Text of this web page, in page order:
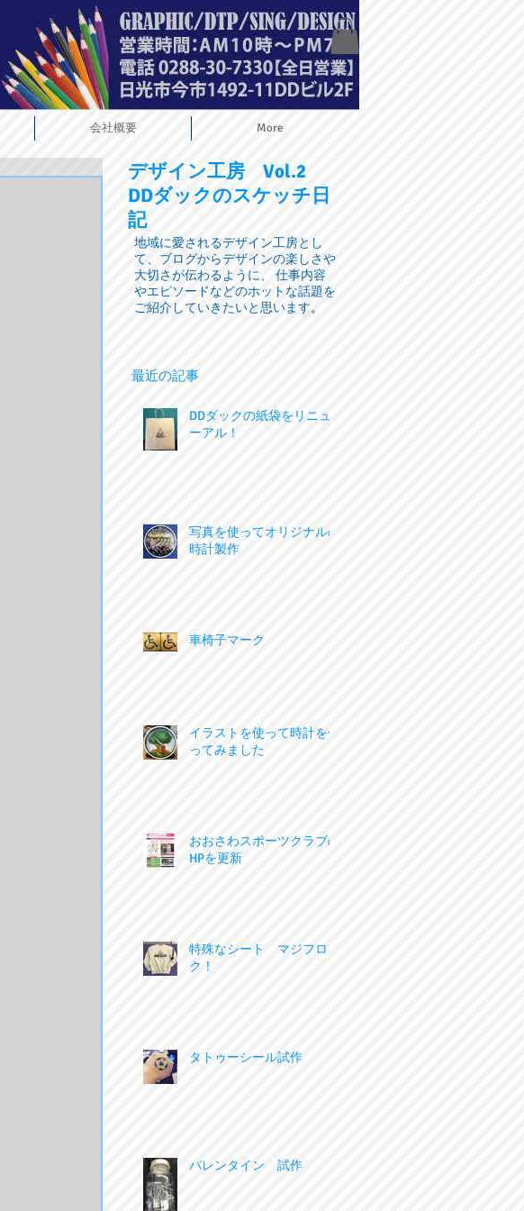
デザイン工房 Vol.2
DDダックのスケッチ日
記
地域に愛されるデザイン工房とし
て、ブログからデザインの楽しさや
大切さが伝わるように、 仕事内容
やエピソードなどのホットな話題を
ご紹介していきたいと思います。
最近の記事
DDダックの紙袋をリニュ
ーアル！
写真を使ってオリジナルの
時計製作
車椅子マーク
イラストを使って時計を作
ってみました
おおさわスポーツクラブの
HPを更新
特殊なシート マジフロッ
ク！
タトゥーシール試作
バレンタイン 試作
会社概要 More